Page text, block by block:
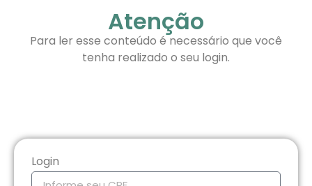
Atenção
Para ler esse conteúdo é necessário que você
tenha realizado o seu login.
Login